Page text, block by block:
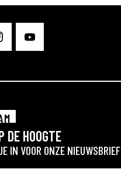
DE HOOGTE
IN VOOR ONZE NIEUWSBRIEF